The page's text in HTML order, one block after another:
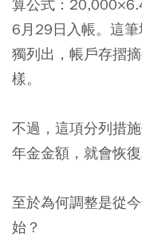
算公式：
6月29日入帳。 這
獨列出，帳戶存摺
樣。
不過，這項分列措
年金金額，就會恢
至於為何調整是從
始？